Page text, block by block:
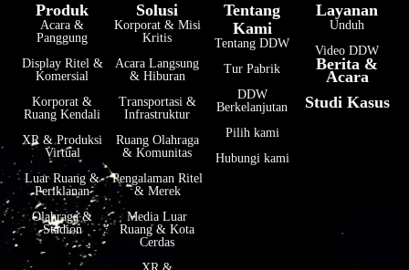
Produk
Acara &
Panggung
Display Ritel &
Komersial
Korporat &
Ruang Kendali
XR & Produksi
Virtual
Luar Ruang &
Periklanan
Olahraga &
Stadion
Solusi
Korporat & Misi
Kritis
Acara Langsung
& Hiburan
Transportasi &
Infrastruktur
Ruang Olahraga
& Komunitas
Pengalaman Ritel
& Merek
Media Luar
Ruang & Kota
Cerdas
Tentang
Kami
Tentang DDW
Tur Pabrik
DDW
Berkelanjutan
Pilih kami
Hubungi kami
Layanan
Unduh
Video DDW
Berita &
Acara
Studi Kasus
한국어
हिन्दी